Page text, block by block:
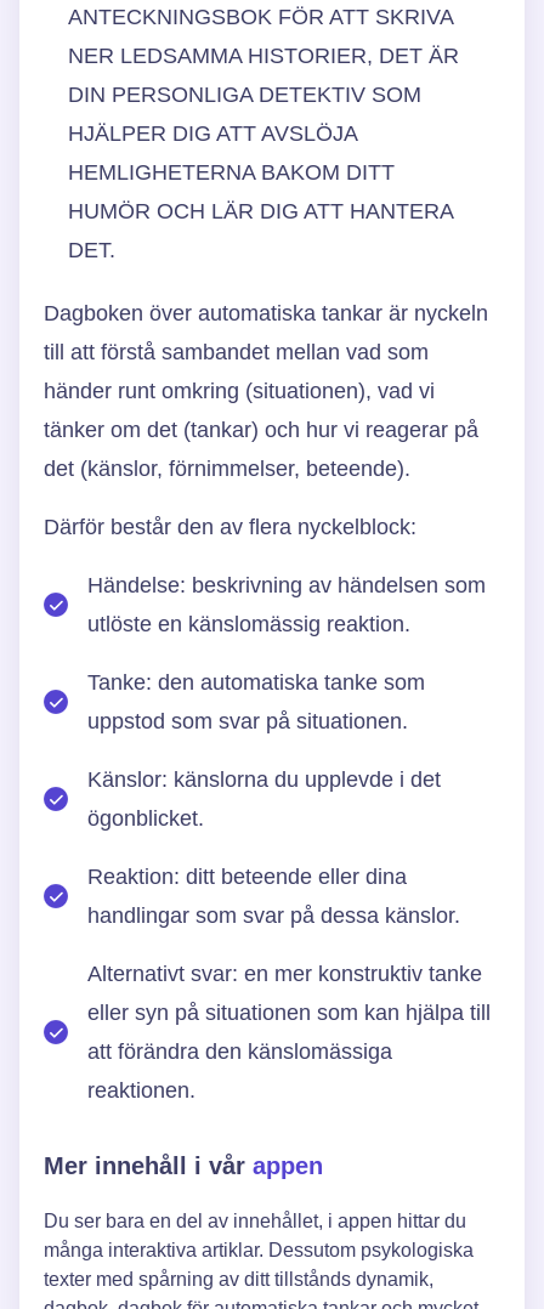
ANTECKNINGSBOK FÖR ATT SKRIVA
NER LEDSAMMA HISTORIER, DET ÄR
DIN PERSONLIGA DETEKTIV SOM
HJÄLPER DIG ATT AVSLÖJA
HEMLIGHETERNA BAKOM DITT
HUMÖR OCH LÄR DIG ATT HANTERA
DET.
Dagboken över automatiska tankar är nyckeln
till att förstå sambandet mellan vad som
händer runt omkring (situationen), vad vi
tänker om det (tankar) och hur vi reagerar på
det (känslor, förnimmelser, beteende).
Därför består den av flera nyckelblock:
Händelse: beskrivning av händelsen som
utlöste en känslomässig reaktion.
Tanke: den automatiska tanke som
uppstod som svar på situationen.
Känslor: känslorna du upplevde i det
ögonblicket.
Reaktion: ditt beteende eller dina
handlingar som svar på dessa känslor.
Alternativt svar: en mer konstruktiv tanke
eller syn på situationen som kan hjälpa till
att förändra den känslomässiga
reaktionen.
Mer innehåll i vår appen
Du ser bara en del av innehållet, i appen hittar du
många interaktiva artiklar. Dessutom psykologiska
texter med spårning av ditt tillstånds dynamik,